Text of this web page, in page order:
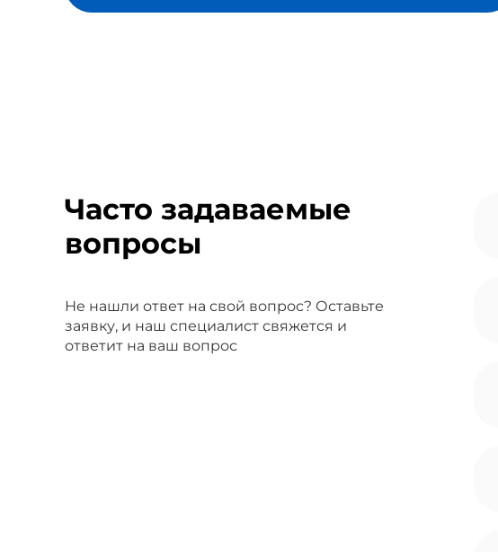
Часто задаваемые
вопросы
Не нашли ответ на свой вопрос? Оставьте
заявку, и наш специалист свяжется и
ответит на ваш вопрос